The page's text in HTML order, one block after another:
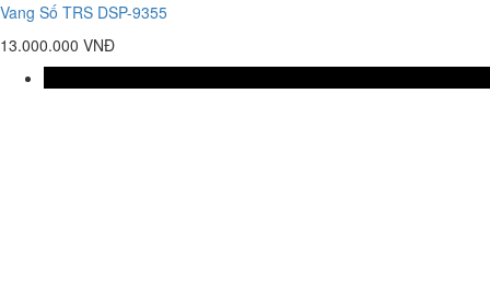
Vang Số TRS DSP-9355
13.000.000 VNĐ